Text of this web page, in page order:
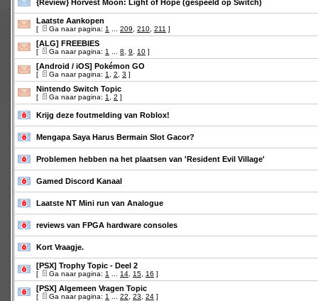
{Review} Horvest Moon: Light of Hope (gespeeld op Switch)
Laatste Aankopen
[ Ga naar pagina: 1 209 210 211 ]
[ALG] FREEBIES
[ Ga naar pagina: 1 8 9 10 ]
[Android / iOS] Pokémon GO
[ Ga naar pagina: 1 2 3 ]
Nintendo Switch Topic
[ Ga naar pagina: 1 2 ]
Krijg deze foutmelding van Roblox!
Mengapa Saya Harus Bermain Slot Gacor?
Problemen hebben na het plaatsen van 'Resident Evil Village'
Gamed Discord Kanaal
Laatste NT Mini run van Analogue
reviews van FPGA hardware consoles
Kort Vraagje.
[PSX] Trophy Topic - Deel 2
[ Ga naar pagina: 1 14 15 16 ]
[PSX] Algemeen Vragen Topic
[ Ga naar pagina: 1 22 23 24 ]